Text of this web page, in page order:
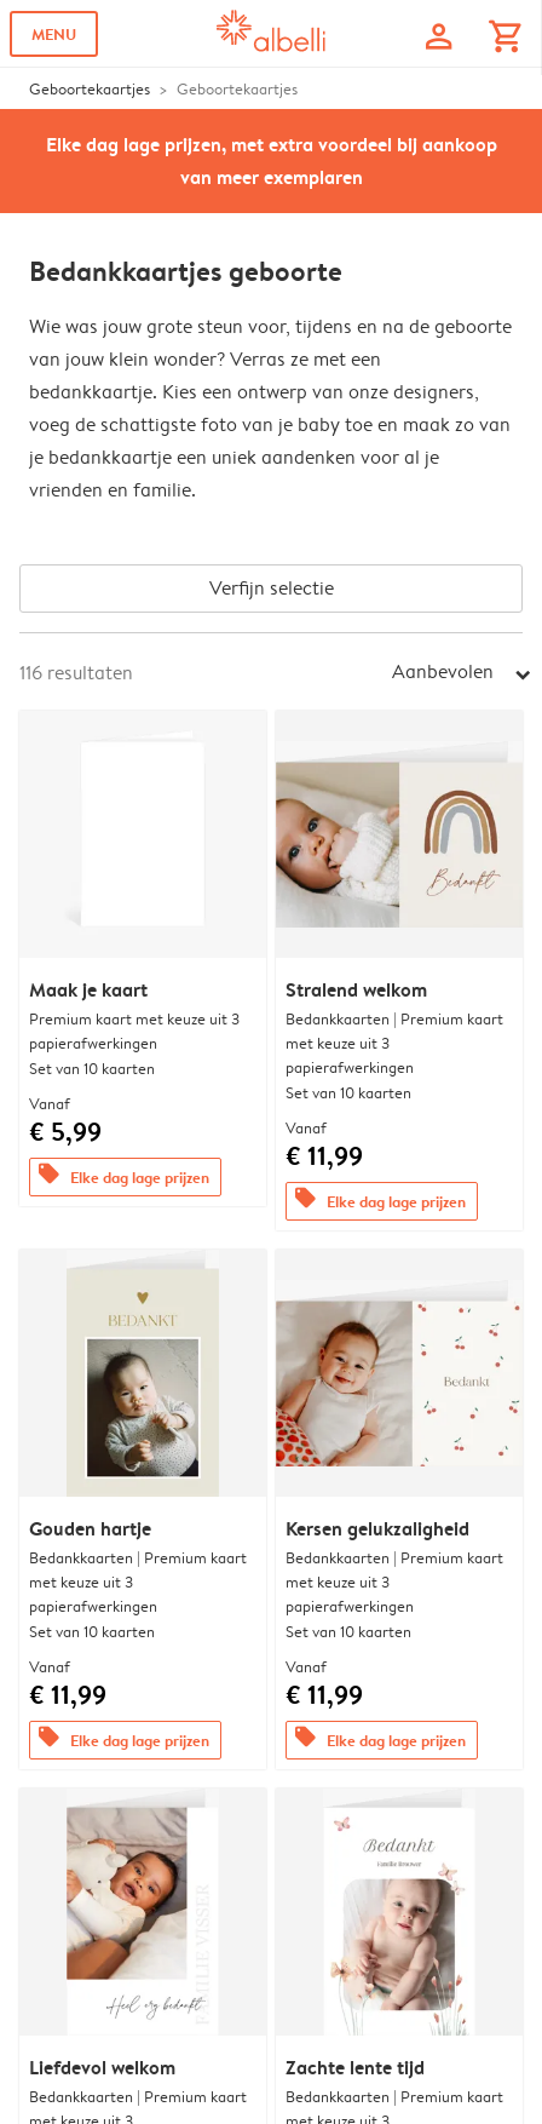
MENU profile shopping_cart
Geboortekaartjes Geboortekaartjes
Elke dag lage prijzen, met extra voordeel bij aankoop
van meer exemplaren
Bedankkaartjes geboorte
Wie was jouw grote steun voor, tijdens en na de geboorte
van jouw klein wonder? Verras ze met een
bedankkaartje. Kies een ontwerp van onze designers,
voeg de schattigste foto van je baby toe en maak zo van
je bedankkaartje een uniek aandenken voor al je
vrienden en familie.
Verfijn selectie
116 resultaten Aanbevolen arrow_right
Maak je kaart
Premium kaart met keuze uit 3
papierafwerkingen
Set van 10 kaarten
Vanaf
€ 5,99
offers Elke dag lage prijzen
Stralend welkom
Bedankkaarten | Premium kaart
met keuze uit 3
papierafwerkingen
Set van 10 kaarten
Vanaf
€ 11,99
offers Elke dag lage prijzen
Gouden hartje
Bedankkaarten | Premium kaart
met keuze uit 3
papierafwerkingen
Set van 10 kaarten
Vanaf
€ 11,99
offers Elke dag lage prijzen
Kersen gelukzaligheid
Bedankkaarten | Premium kaart
met keuze uit 3
papierafwerkingen
Set van 10 kaarten
Vanaf
€ 11,99
offers Elke dag lage prijzen
Liefdevol welkom
Bedankkaarten | Premium kaart
Zachte lente tijd
Bedankkaarten | Premium kaart